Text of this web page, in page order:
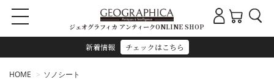
新着情報 チェックはこちら
ジェオグラフィカ アンティークONLINE SHOP
HOME ソノシート